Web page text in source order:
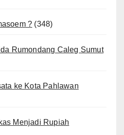
? (348)
Rumondang Caleg Sumut
ke Kota Pahlawan
Menjadi Rupiah